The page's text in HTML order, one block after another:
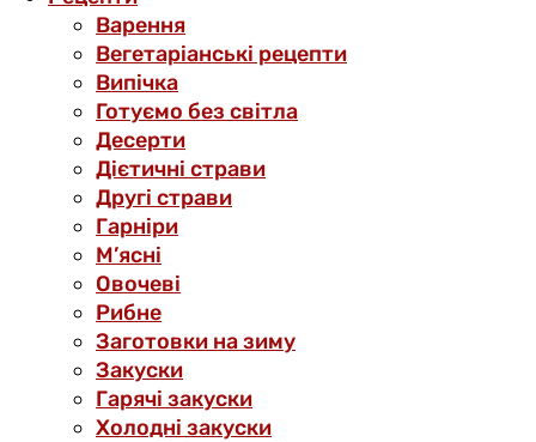
Варення
Вегетаріанські рецепти
Випічка
Готуємо без світла
Десерти
Дієтичні страви
Другі страви
Гарніри
М’ясні
Овочеві
Рибне
Заготовки на зиму
Закуски
Гарячі закуски
Холодні закуски